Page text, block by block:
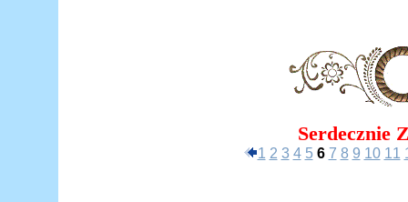
Serdecznie
1 2 3 4 5 6 7 8 9 10 11